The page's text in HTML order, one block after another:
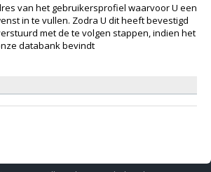
van het gebruikersprofiel waarvoor U een
in te vullen. Zodra U dit heeft bevestigd
met de te volgen stappen, indien het
databank bevindt